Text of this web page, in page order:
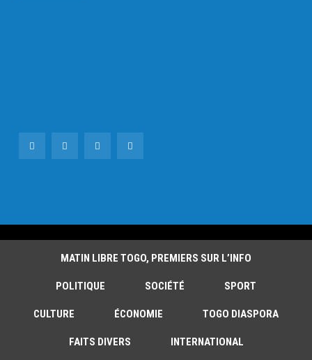
MATIN LIBRE TOGO, PREMIERS SUR L’INFO
POLITIQUE SOCIÉTÉ SPORT
CULTURE ÉCONOMIE TOGO DIASPORA
FAITS DIVERS INTERNATIONAL